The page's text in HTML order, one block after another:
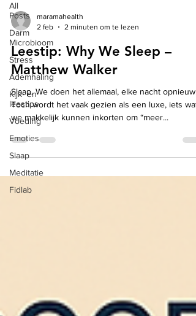
All
Posts
Darm
Microbioom
Stress
Ademhaling
Kijk- en
leestips
Voeding
Emoties
Slaap
Meditatie
Fidlab
maramahealth
2 feb
2 minuten om te lezen
Leestip: Why We Sleep –
Matthew Walker
Slaap. We doen het allemaal, elke nacht opnieuw.
Toch wordt het vaak gezien als een luxe, iets wat
we makkelijk kunnen inkorten om “meer...